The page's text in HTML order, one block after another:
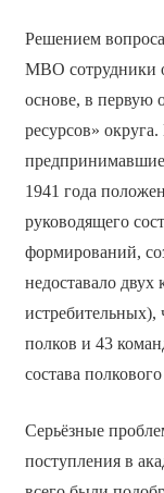
Решением
МВО сотрудники
основе, в первую
ресурсов»
1941 года
руководящего
формирований,
недоставало
истребительных),
полков и 43
состава
Серьёзные
поступления в